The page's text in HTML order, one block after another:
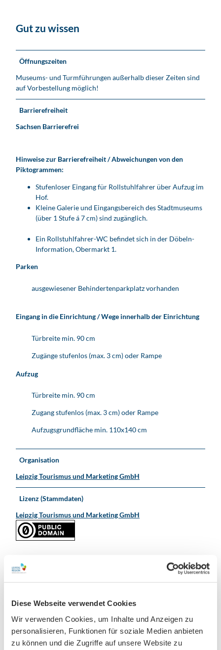
Diese Webseite verwendet Cookies
Wir verwenden Cookies, um Inhalte und Anzeigen zu
personalisieren, Funktionen für soziale Medien anbieten
zu können und die Zugriffe auf unsere Website zu
Gut zu wissen
Öffnungszeiten
Museums- und Turmführungen außerhalb dieser Zeiten sind
auf Vorbestellung möglich!
Barrierefreiheit
Sachsen Barrierefrei
Hinweise zur Barrierefreiheit / Abweichungen von den
Piktogrammen:
Stufenloser Eingang für Rollstuhlfahrer über Aufzug im
Hof.
Kleine Galerie und Eingangsbereich des Stadtmuseums
(über 1 Stufe á 7 cm) sind zugänglich.
Ein Rollstuhlfahrer-WC befindet sich in der Döbeln-
Information, Obermarkt 1.
Parken
ausgewiesener Behindertenparkplatz vorhanden
Eingang in die Einrichtung / Wege innerhalb der Einrichtung
Türbreite min. 90 cm
Zugänge stufenlos (max. 3 cm) oder Rampe
Aufzug
Türbreite min. 90 cm
Zugang stufenlos (max. 3 cm) oder Rampe
Aufzugsgrundfläche min. 110x140 cm
Organisation
Leipzig Tourismus und Marketing GmbH
Lizenz (Stammdaten)
Leipzig Tourismus und Marketing GmbH
Veranstaltung